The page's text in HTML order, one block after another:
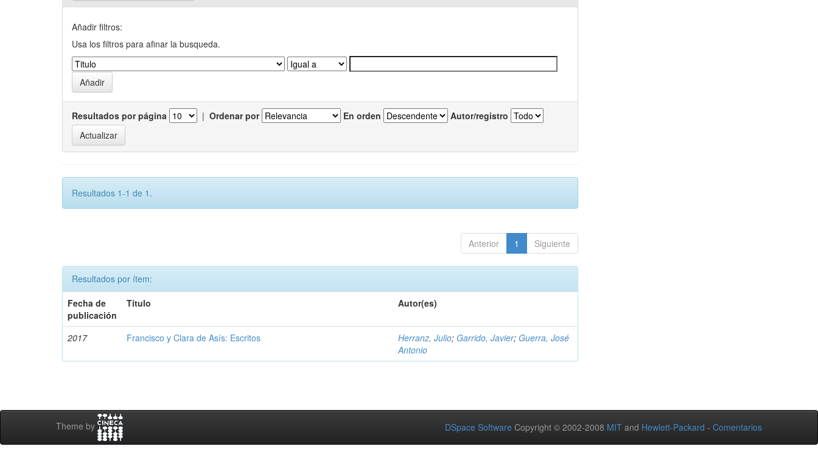
Añadir filtros:
Usa los filtros para afinar la busqueda.
Resultados por página | Ordenar por En orden Autor/registro
Resultados 1-1 de 1.
Anterior 1 Siguiente
Resultados por ítem:
Fecha de
publicación
Título Autor(es)
2017 Francisco y Clara de Asís: Escritos Herranz, Julio; Garrido, Javier; Guerra, José
Antonio
Theme by DSpace Software Copyright © 2002-2008 MIT and Hewlett-Packard - Comentarios